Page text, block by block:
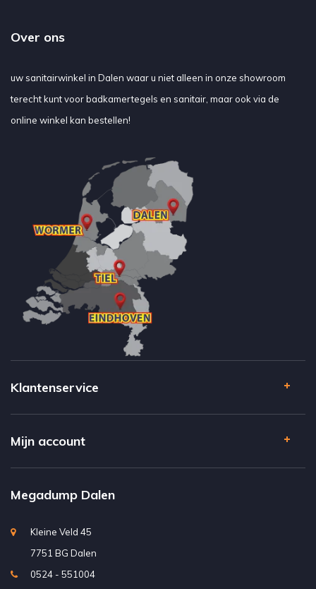
Over ons
uw sanitairwinkel in Dalen waar u niet alleen in onze showroom
terecht kunt voor badkamertegels en sanitair, maar ook via de
online winkel kan bestellen!
Klantenservice
Mijn account
Megadump Dalen
Kleine Veld 45
7751 BG Dalen
0524 - 551004